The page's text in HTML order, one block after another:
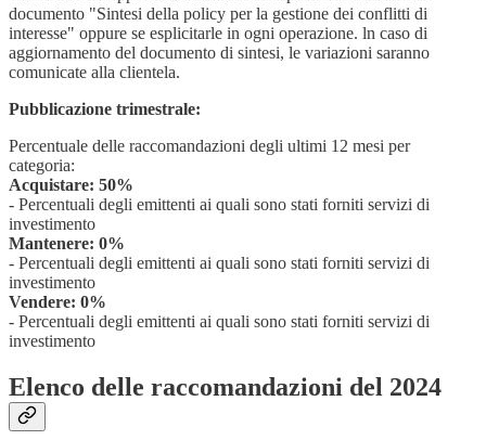
documento "Sintesi della policy per la gestione dei conflitti di
interesse" oppure se esplicitarle in ogni operazione. ln caso di
aggiornamento del documento di sintesi, le variazioni saranno
comunicate alla clientela.
Pubblicazione trimestrale:
Percentuale delle raccomandazioni degli ultimi 12 mesi per
categoria:
Acquistare: 50%
- Percentuali degli emittenti ai quali sono stati forniti servizi di
investimento
Mantenere: 0%
- Percentuali degli emittenti ai quali sono stati forniti servizi di
investimento
Vendere: 0%
- Percentuali degli emittenti ai quali sono stati forniti servizi di
investimento
Elenco delle raccomandazioni del 2024